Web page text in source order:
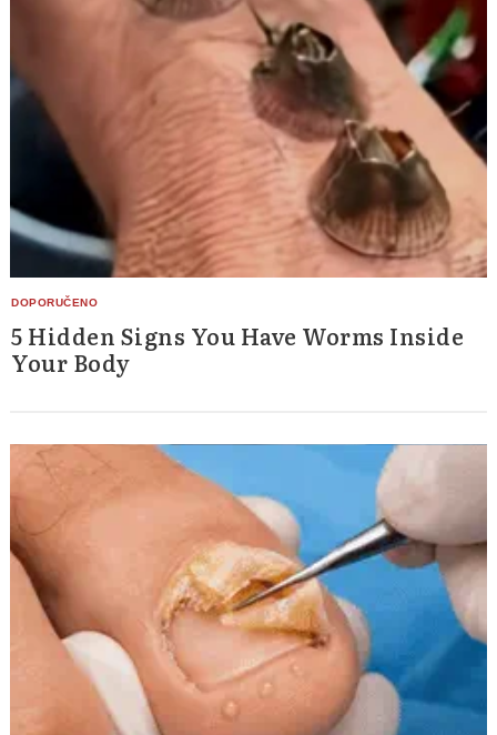
5 Hidden Signs You Have Worms Inside
Your Body